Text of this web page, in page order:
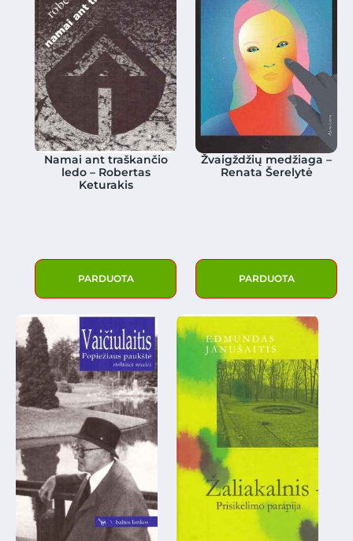
Namai ant traškančio
ledo – Robertas
Keturakis
PARDUOTA
Žvaigždžių medžiaga –
Renata Šerelytė
PARDUOTA